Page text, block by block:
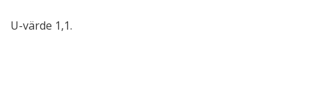
U-värde 1,1.